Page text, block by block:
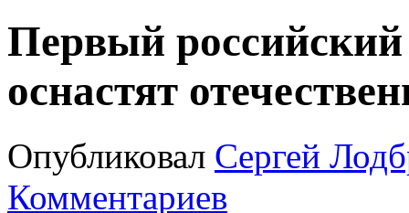
Первый российский
оснастят
Опубликовал Сергей
Комментариев